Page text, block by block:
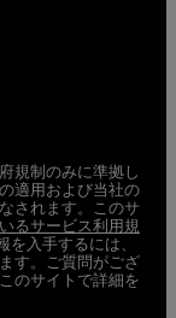
規制のみに準拠し
適用および当社の
されます。このサ
るサービス利用規
入手するには、
す。ご質問がござ
のサイトで詳細を